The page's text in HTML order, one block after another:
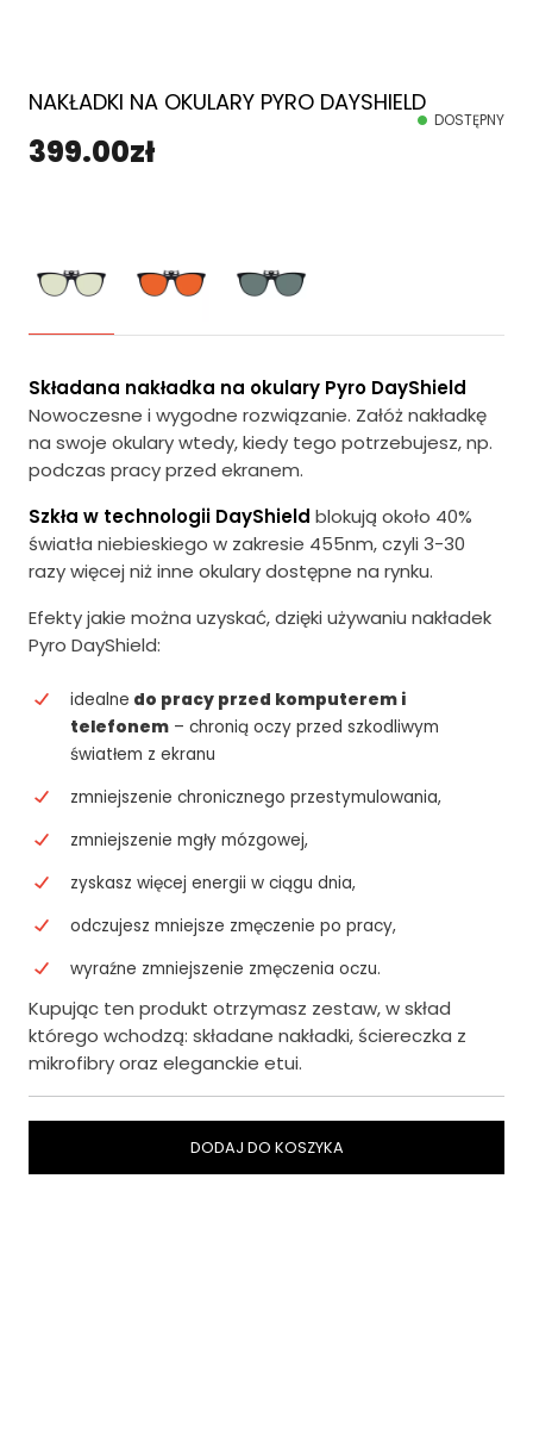
NAKŁADKI NA OKULARY PYRO DAYSHIELD
399.00zł
DOSTĘPNY
Składana nakładka na okulary Pyro DayShield
Nowoczesne i wygodne rozwiązanie. Załóż nakładkę
na swoje okulary wtedy, kiedy tego potrzebujesz, np.
podczas pracy przed ekranem.
Szkła w technologii DayShield blokują około 40%
światła niebieskiego w zakresie 455nm, czyli 3-30
razy więcej niż inne okulary dostępne na rynku.
Efekty jakie można uzyskać, dzięki używaniu nakładek
Pyro DayShield:
idealne do pracy przed komputerem i
telefonem – chronią oczy przed szkodliwym
światłem z ekranu
zmniejszenie chronicznego przestymulowania,
zmniejszenie mgły mózgowej,
zyskasz więcej energii w ciągu dnia,
odczujesz mniejsze zmęczenie po pracy,
wyraźne zmniejszenie zmęczenia oczu.
Kupując ten produkt otrzymasz zestaw, w skład
którego wchodzą: składane nakładki, ściereczka z
mikrofibry oraz eleganckie etui.
DODAJ DO KOSZYKA